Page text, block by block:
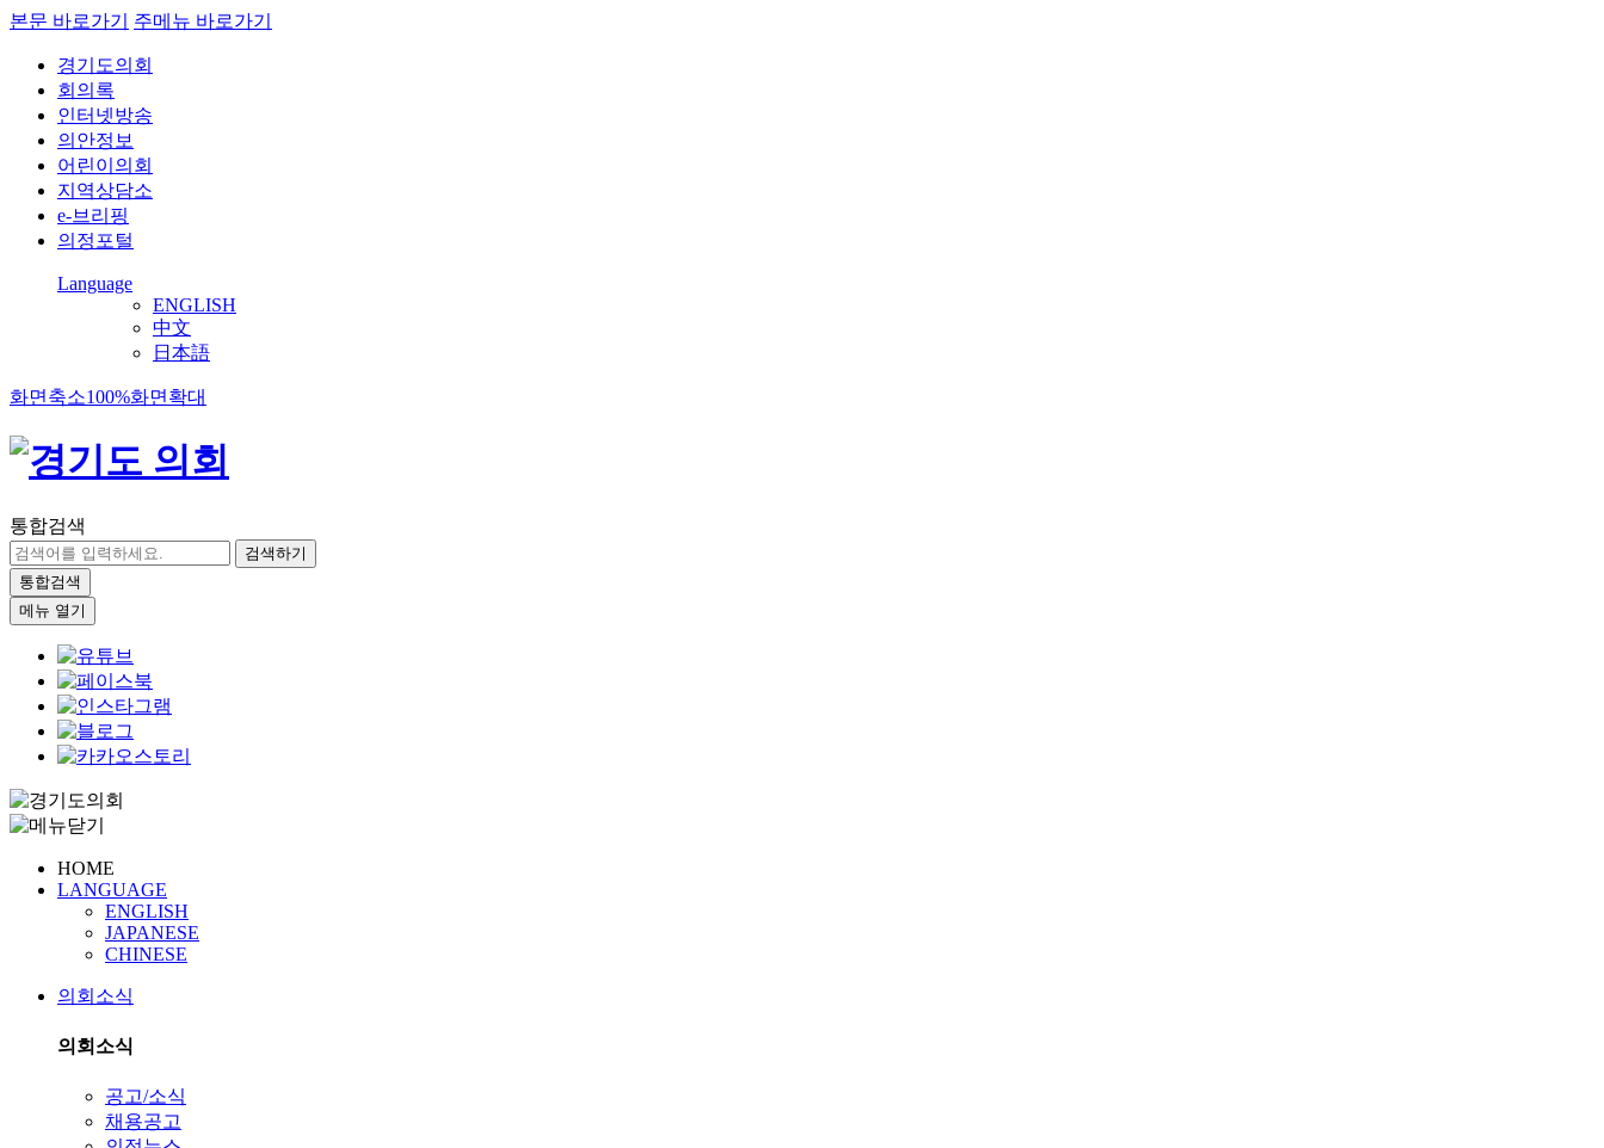
본문 바로가기 주메뉴 바로가기
경기도의회
회의록
인터넷방송
의안정보
어린이의회
지역상담소
e-브리핑
의정포털
Language
ENGLISH
中文
日本語
화면축소100%화면확대
통합검색
검색하기
통합검색
메뉴 열기
HOME
LANGUAGE
ENGLISH
JAPANESE
CHINESE
의회소식
의회소식
공고/소식
채용공고